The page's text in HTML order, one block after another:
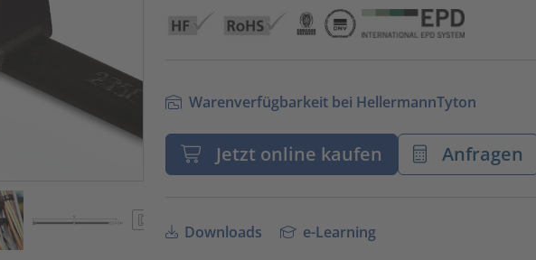
Warenverfügbarkeit bei HellermannTyton
Jetzt online kaufen Anfragen
Downloads e-Learning